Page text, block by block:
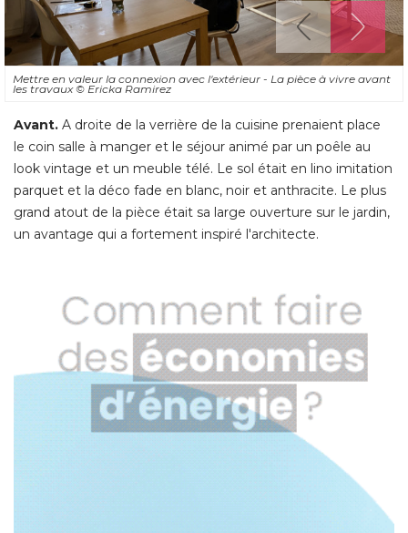
Mettre en valeur la connexion avec l'extérieur - La pièce à vivre avant
les travaux© Ericka Ramirez
Avant. A droite de la verrière de la cuisine prenaient place
le coin salle à manger et le séjour animé par un poêle au
look vintage et un meuble télé. Le sol était en lino imitation
parquet et la déco fade en blanc, noir et anthracite. Le plus
grand atout de la pièce était sa large ouverture sur le jardin,
un avantage qui a fortement inspiré l'architecte.